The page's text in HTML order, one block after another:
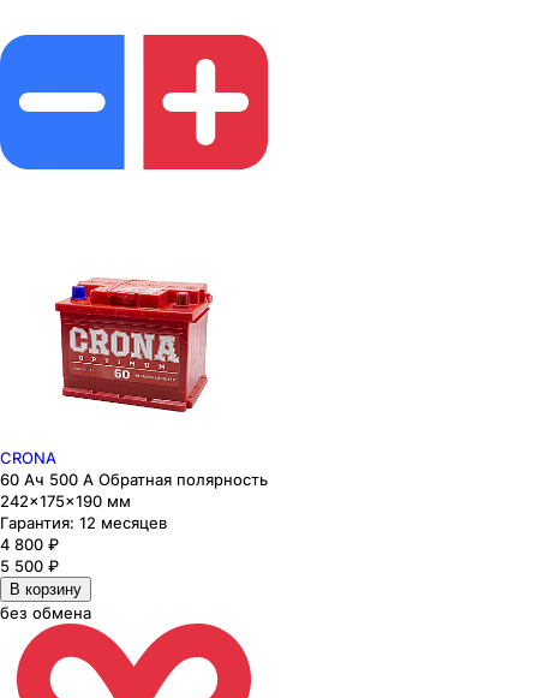
CRONA
60 Ач 500 А Обратная полярность
242×175×190 мм
Гарантия: 12 месяцев
4 800 ₽
5 500 ₽
В корзину
без обмена